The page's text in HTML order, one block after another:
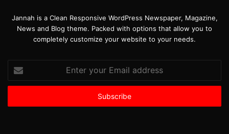
Jannah is a Clean Responsive WordPress Newspaper, Magazine,
News and Blog theme. Packed with options that allow you to
completely customize your website to your needs.
your
Email